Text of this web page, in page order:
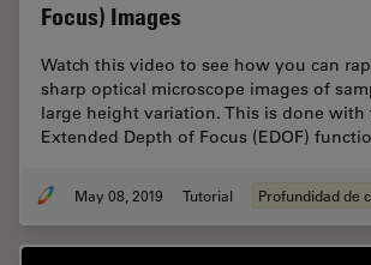
Focus) Images
Watch this video to see how you can
sharp optical microscope images of
large height variation. This is done
Extended Depth of Focus (EDOF)
May 08, 2019 Tutorial Profundidad de